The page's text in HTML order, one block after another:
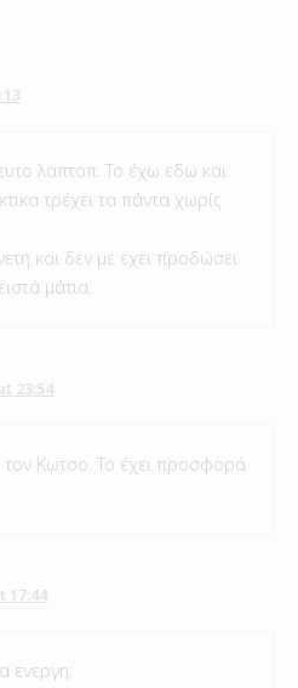
λαπτοπ. Το έχω εδω και
τρέχει τα πάντα χωρίς
και δεν με εχει προδώσει
μάτια.
23:54
Κωτσο. Το έχει προσφορά
17:44
ενεργη;